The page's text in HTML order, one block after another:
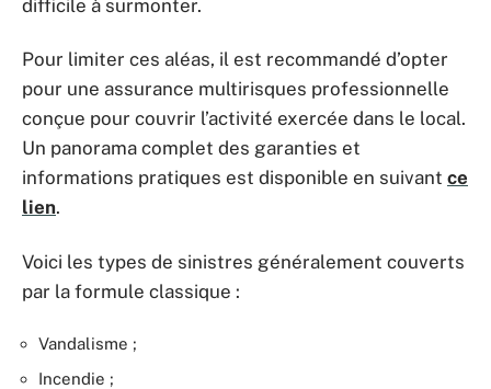
difficile à surmonter.
Pour limiter ces aléas, il est recommandé d’opter
pour une assurance multirisques professionnelle
conçue pour couvrir l’activité exercée dans le local.
Un panorama complet des garanties et
informations pratiques est disponible en suivant ce
lien.
Voici les types de sinistres généralement couverts
par la formule classique :
Vandalisme ;
Incendie ;